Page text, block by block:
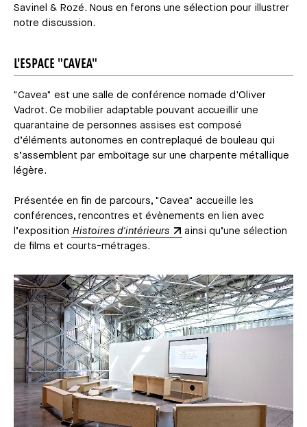
Savinel & Rozé. Nous en ferons une sélection pour illustrer
notre discussion.
L'ESPACE "CAVEA"
"Cavea" est une salle de conférence nomade d'Oliver
Vadrot. Ce mobilier adaptable pouvant accueillir une
quarantaine de personnes assises est composé
d’éléments autonomes en contreplaqué de bouleau qui
s’assemblent par emboîtage sur une charpente métallique
légère.
Présentée en fin de parcours, "Cavea" accueille les
conférences, rencontres et évènements en lien avec
l’exposition Histoires d'intérieurs
ainsi qu’une sélection
de films et courts-métrages.
Média